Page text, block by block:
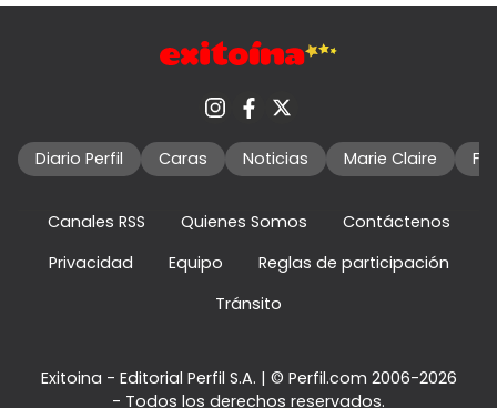
Diario Perfil Caras Noticias Marie Claire
Canales RSS Quienes Somos
Contáctenos
Privacidad
Equipo
Reglas de participación
Tránsito
Exitoina - Editorial Perfil S.A. | © Perfil.com 2006-2026
- Todos los derechos reservados.